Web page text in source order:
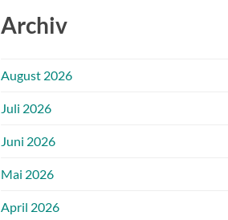
Archiv
August 2026
Juli 2026
Juni 2026
Mai 2026
April 2026